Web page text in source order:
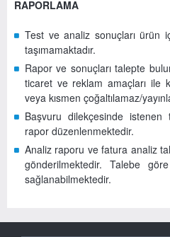
RAPORLAMA
Test ve analiz sonuçları ürün
taşımamaktadır.
Rapor ve sonuçları talepte
ticaret ve reklam amaçları ile
veya kısmen çoğaltılamaz/
Başvuru dilekçesinde
rapor düzenlenmektedir.
Analiz raporu ve fatura analiz
gönderilmektedir. Talebe
sağlanabilmektedir.